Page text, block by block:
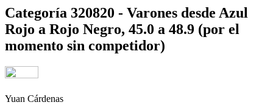
Categoría 320820 - Varones desde Azul
Rojo a Rojo Negro, 45.0 a 48.9 (por el
momento sin competidor)
Yuan Cárdenas